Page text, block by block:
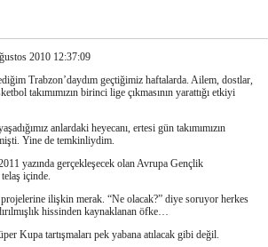
2010 12:37:09
Trabzon’daydım geçtiğimiz haftalarda. Ailem, dostlar,
takımımızın birinci lige çıkmasının yarattığı etkiyi
anlardaki heyecanı, ertesi gün takımımızın
Yine de temkinliydim.
yazında gerçekleşecek olan Avrupa Gençlik
içinde.
ilişkin merak. “Ne olacak?” diye soruyor herkes
hissinden kaynaklanan öfke…
Kupa tartışmaları pek yabana atılacak gibi değil.